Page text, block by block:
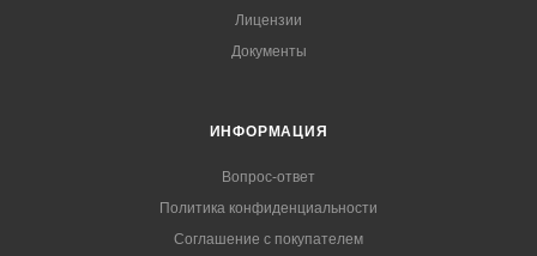
Лицензии
Документы
ИНФОРМАЦИЯ
Вопрос-ответ
Политика конфиденциальности
Соглашение с покупателем